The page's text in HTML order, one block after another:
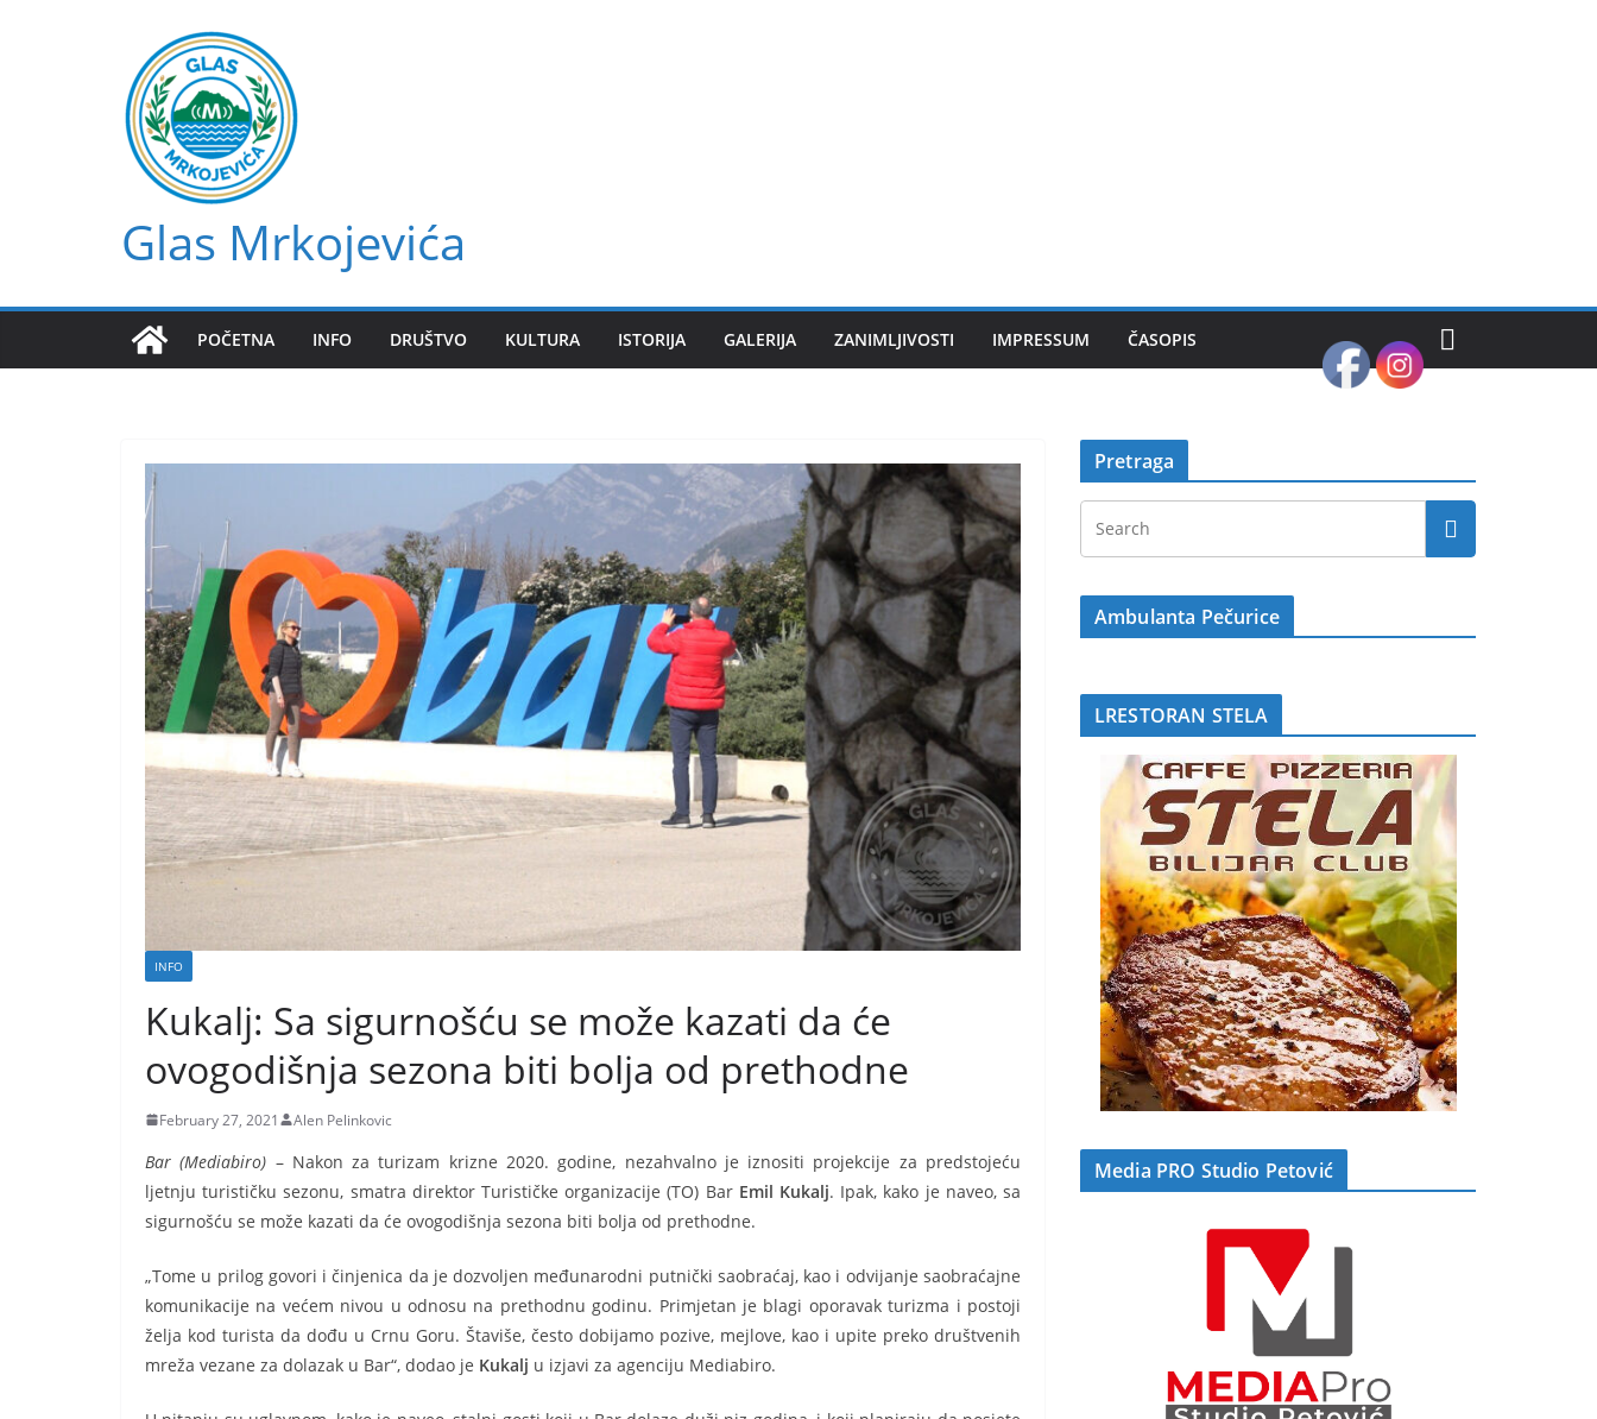
Glas Mrkojevića
POČETNA INFO DRUŠTVO KULTURA ISTORIJA GALERIJA ZANIMLJIVOSTI IMPRESSUM ČASOPIS
INFO
Kukalj: Sa sigurnošću se može kazati da će
ovogodišnja sezona biti bolja od prethodne
February 27, 2021 Alen Pelinkovic
Bar (Mediabiro) – Nakon za turizam krizne 2020. godine, nezahvalno je iznositi projekcije za predstojeću
ljetnju turističku sezonu, smatra direktor Turističke organizacije (TO) Bar Emil Kukalj. Ipak, kako je naveo, sa
sigurnošću se može kazati da će ovogodišnja sezona biti bolja od prethodne.
„Tome u prilog govori i činjenica da je dozvoljen međunarodni putnički saobraćaj, kao i odvijanje saobraćajne
komunikacije na većem nivou u odnosu na prethodnu godinu. Primjetan je blagi oporavak turizma i postoji
želja kod turista da dođu u Crnu Goru. Štaviše, često dobijamo pozive, mejlove, kao i upite preko društvenih
mreža vezane za dolazak u Bar“, dodao je Kukalj u izjavi za agenciju Mediabiro.
Pretraga
Ambulanta Pečurice
LRESTORAN STELA
Media PRO Studio Petović